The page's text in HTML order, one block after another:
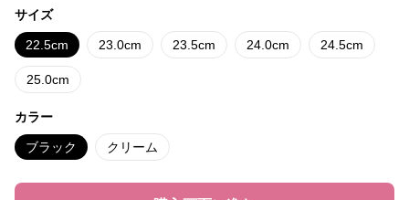
サイズ
22.5cm 23.0cm 23.5cm 24.0cm 24.5cm
25.0cm
カラー
ブラック クリーム